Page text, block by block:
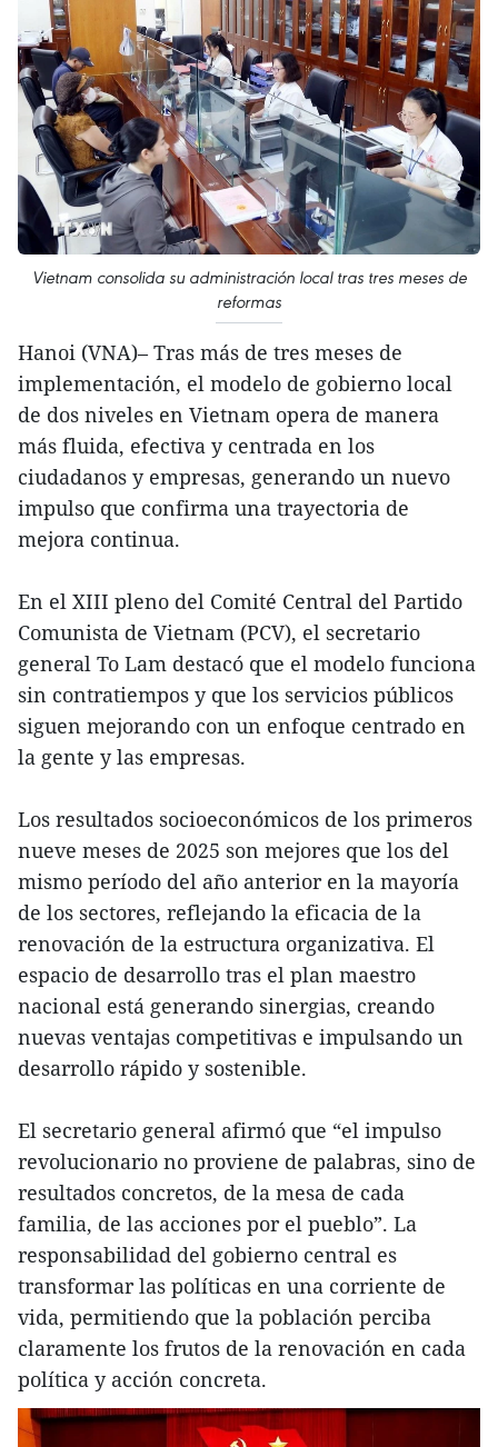
Vietnam consolida su administración local tras tres meses de
reformas
Hanoi (VNA)– Tras más de tres meses de
implementación, el modelo de gobierno local
de dos niveles en Vietnam opera de manera
más fluida, efectiva y centrada en los
ciudadanos y empresas, generando un nuevo
impulso que confirma una trayectoria de
mejora continua.
En el XIII pleno del Comité Central del Partido
Comunista de Vietnam (PCV), el secretario
general To Lam destacó que el modelo funciona
sin contratiempos y que los servicios públicos
siguen mejorando con un enfoque centrado en
la gente y las empresas.
Los resultados socioeconómicos de los primeros
nueve meses de 2025 son mejores que los del
mismo período del año anterior en la mayoría
de los sectores, reflejando la eficacia de la
renovación de la estructura organizativa. El
espacio de desarrollo tras el plan maestro
nacional está generando sinergias, creando
nuevas ventajas competitivas e impulsando un
desarrollo rápido y sostenible.
El secretario general afirmó que “el impulso
revolucionario no proviene de palabras, sino de
resultados concretos, de la mesa de cada
familia, de las acciones por el pueblo”. La
responsabilidad del gobierno central es
transformar las políticas en una corriente de
vida, permitiendo que la población perciba
claramente los frutos de la renovación en cada
política y acción concreta.